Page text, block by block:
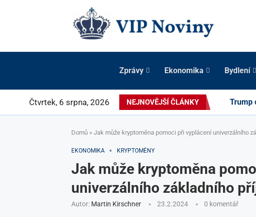
Zprávy Ekonomika Bydlení
Čtvrtek, 6 srpna, 2026 NEJNOVĚJŠÍ ČLÁNKY Trump
Domů » Jak může kryptoměna pomoci při vyplácení univerzálního
EKONOMIKA KRYPTOMĚNY
Jak může kryptoměna
univerzálního základního
Autor: Martin Kirschner 23.2.2024 0 komentář